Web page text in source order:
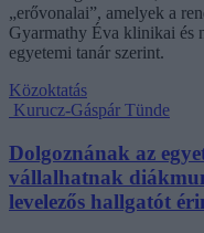
„erővonalai”, amelyek a
Gyarmathy Éva klinikai és
egyetemi tanár szerint.
Közoktatás
Kurucz-Gáspár Tünde
Dolgoznának az
vállalhatnak
levelezős hallgatót